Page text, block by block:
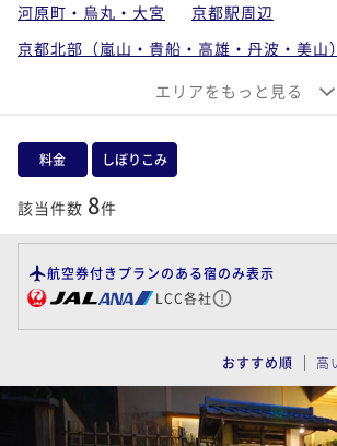
河原町・烏丸・大宮
京都駅周辺
京都北部（嵐山・貴船・高雄・丹波・美山）
祗園・東山・北白川
京都南部（宇治・
エリアをもっと見る
料金 しぼりこみ
該当件数 8件
航空券付きプランのある宿のみ表示
LCC各社
おすすめ順 高